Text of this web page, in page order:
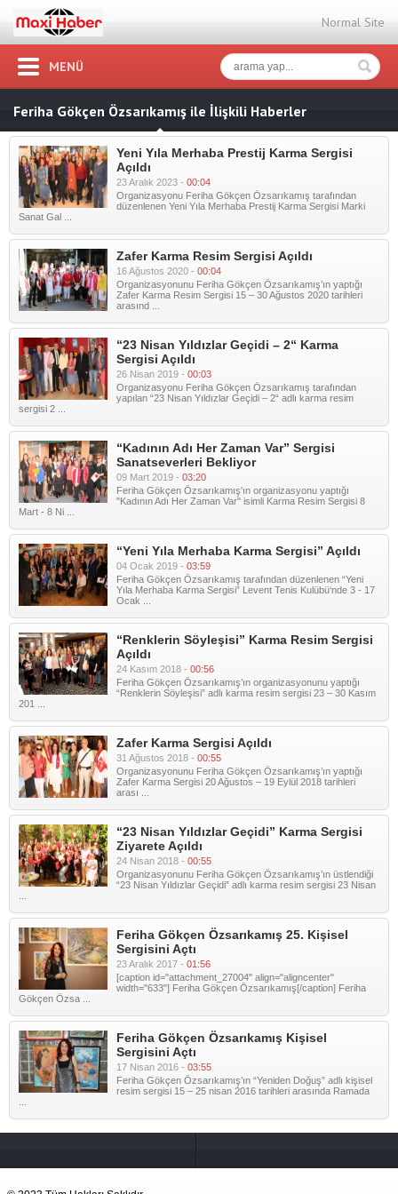
Normal Site
MENÜ
Feriha Gökçen Özsarıkamış ile İlişkili Haberler
Yeni Yıla Merhaba Prestij Karma Sergisi
Açıldı
23 Aralık 2023 - 00:04
Organizasyonu Feriha Gökçen Özsarıkamış tarafından
düzenlenen Yeni Yıla Merhaba Prestij Karma Sergisi Marki
Sanat Gal ...
Zafer Karma Resim Sergisi Açıldı
16 Ağustos 2020 - 00:04
Organizasyonunu Feriha Gökçen Özsarıkamış’ın yaptığı
Zafer Karma Resim Sergisi 15 – 30 Ağustos 2020 tarihleri
arasınd ...
“23 Nisan Yıldızlar Geçidi – 2“ Karma
Sergisi Açıldı
26 Nisan 2019 - 00:03
Organizasyonu Feriha Gökçen Özsarıkamış tarafından
yapılan “23 Nisan Yıldızlar Geçidi – 2“ adlı karma resim
sergisi 2 ...
“Kadının Adı Her Zaman Var” Sergisi
Sanatseverleri Bekliyor
09 Mart 2019 - 03:20
Feriha Gökçen Özsarıkamış'ın organizasyonu yaptığı
"Kadının Adı Her Zaman Var" isimli Karma Resim Sergisi 8
Mart - 8 Ni ...
“Yeni Yıla Merhaba Karma Sergisi” Açıldı
04 Ocak 2019 - 03:59
Feriha Gökçen Özsarıkamış tarafından düzenlenen “Yeni
Yıla Merhaba Karma Sergisi” Levent Tenis Kulübü‘nde 3 - 17
Ocak ...
“Renklerin Söyleşisi” Karma Resim Sergisi
Açıldı
24 Kasım 2018 - 00:56
Feriha Gökçen Özsarıkamış’ın organizasyonunu yaptığı
“Renklerin Söyleşisi” adlı karma resim sergisi 23 – 30 Kasım
201 ...
Zafer Karma Sergisi Açıldı
31 Ağustos 2018 - 00:55
Organizasyonunu Feriha Gökçen Özsarıkamış’ın yaptığı
Zafer Karma Sergisi 20 Ağustos – 19 Eylül 2018 tarihleri
arası ...
“23 Nisan Yıldızlar Geçidi” Karma Sergisi
Ziyarete Açıldı
24 Nisan 2018 - 00:55
Organizasyonunu Feriha Gökçen Özsarıkamış’ın üstlendiği
“23 Nisan Yıldızlar Geçidi” adlı karma resim sergisi 23 Nisan
Feriha Gökçen Özsarıkamış 25. Kişisel
Sergisini Açtı
23 Aralık 2017 - 01:56
[caption id="attachment_27004" align="aligncenter"
width="633"] Feriha Gökçen Özsarıkamış[/caption] Feriha
Gökçen Özsa ...
Feriha Gökçen Özsarıkamış Kişisel
Sergisini Açtı
17 Nisan 2016 - 03:55
Feriha Gökçen Özsarıkamış’ın “Yeniden Doğuş” adlı kişisel
resim sergisi 15 – 25 nisan 2016 tarihleri arasında Ramada